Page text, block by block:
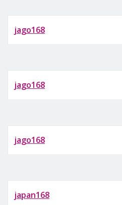
jago168
jago168
jago168
japan168